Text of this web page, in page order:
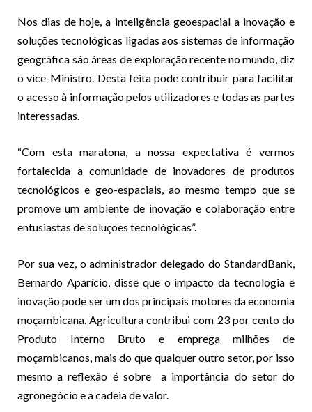
Nos dias de hoje, a inteligência geoespacial a inovação e
soluções tecnológicas ligadas aos sistemas de informação
geográfica são áreas de exploração recente no mundo, diz
o vice-Ministro. Desta feita pode contribuir para facilitar
o acesso à informação pelos utilizadores e todas as partes
interessadas.
“Com esta maratona, a nossa expectativa é vermos
fortalecida a comunidade de inovadores de produtos
tecnológicos e geo-espaciais, ao mesmo tempo que se
promove um ambiente de inovação e colaboração entre
entusiastas de soluções tecnológicas”.
Por sua vez, o administrador delegado do StandardBank,
Bernardo Aparício, disse que o impacto da tecnologia e
inovação pode ser um dos principais motores da economia
moçambicana. Agricultura contribui com 23 por cento do
Produto Interno Bruto e emprega milhões de
moçambicanos, mais do que qualquer outro setor, por isso
mesmo a reflexão é sobre a importância do setor do
agronegócio e a cadeia de valor.